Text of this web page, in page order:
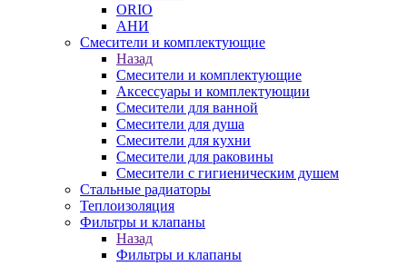
ORIO
АНИ
Смесители и комплектующие
Назад
Смесители и комплектующие
Аксессуары и комплектующии
Смесители для ванной
Смесители для душа
Смесители для кухни
Смесители для раковины
Смесители с гигиеническим душем
Стальные радиаторы
Теплоизоляция
Фильтры и клапаны
Назад
Фильтры и клапаны